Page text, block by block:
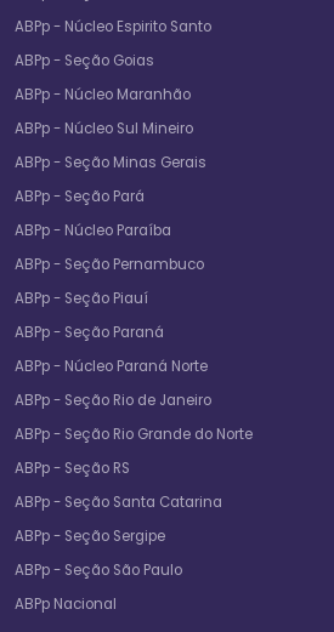
ABPp - Núcleo Espirito Santo
ABPp - Seção Goias
ABPp - Núcleo Maranhão
ABPp - Núcleo Sul Mineiro
ABPp - Seção Minas Gerais
ABPp - Seção Pará
ABPp - Núcleo Paraíba
ABPp - Seção Pernambuco
ABPp - Seção Piauí
ABPp - Seção Paraná
ABPp - Núcleo Paraná Norte
ABPp - Seção Rio de Janeiro
ABPp - Seção Rio Grande do Norte
ABPp - Seção RS
ABPp - Seção Santa Catarina
ABPp - Seção Sergipe
ABPp - Seção São Paulo
ABPp Nacional